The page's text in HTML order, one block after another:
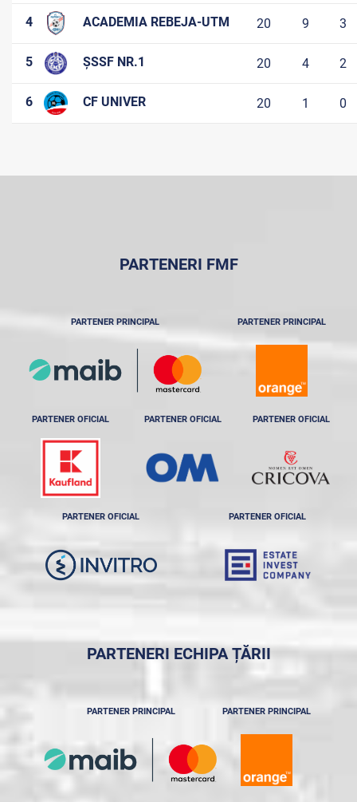
4 ACADEMIA REBEJA-UTM 20 9 3
5 ȘSSF NR.1 20 4 2
6 CF UNIVER 20 1 0
PARTENERI FMF
PARTENER PRINCIPAL PARTENER PRINCIPAL
PARTENER OFICIAL PARTENER OFICIAL PARTENER OFICIAL
PARTENER OFICIAL PARTENER OFICIAL
PARTENERI ECHIPA ȚĂRII
PARTENER PRINCIPAL PARTENER PRINCIPAL